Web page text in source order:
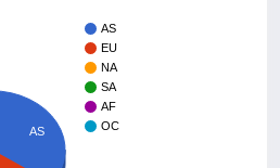
AS
EU
NA
SA
AF
OC
AS